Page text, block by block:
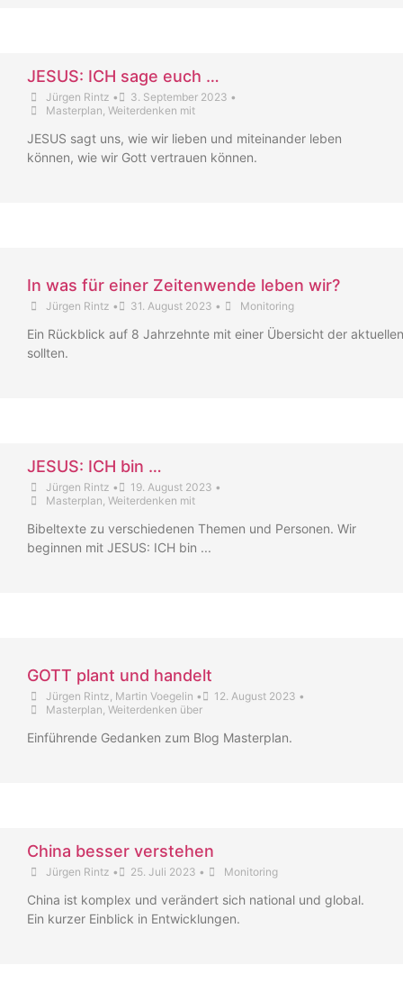
JESUS: ICH sage euch …
Jürgen Rintz • 3. September 2023 •
Masterplan, Weiterdenken mit
JESUS sagt uns, wie wir lieben und miteinander leben
können, wie wir Gott vertrauen können.
In was für einer Zeitenwende leben wir?
Jürgen Rintz • 31. August 2023 • Monitoring
Ein Rückblick auf 8 Jahrzehnte mit einer Übersicht der
sollten.
JESUS: ICH bin …
Jürgen Rintz • 19. August 2023 •
Masterplan, Weiterdenken mit
Bibeltexte zu verschiedenen Themen und Personen. Wir
beginnen mit JESUS: ICH bin ...
GOTT plant und handelt
Jürgen Rintz, Martin Voegelin • 12. August 2023 •
Masterplan, Weiterdenken über
Einführende Gedanken zum Blog Masterplan.
China besser verstehen
Jürgen Rintz • 25. Juli 2023 • Monitoring
China ist komplex und verändert sich national und global.
Ein kurzer Einblick in Entwicklungen.